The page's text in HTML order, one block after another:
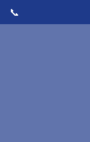
📞